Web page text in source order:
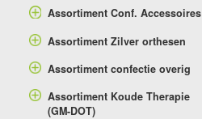
Assortiment Conf. Accessoires
Assortiment Zilver orthesen
Assortiment confectie overig
Assortiment Koude Therapie
(GM-DOT)